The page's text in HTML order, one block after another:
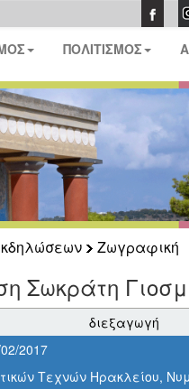
ΠΟΛΙΤΙΣΜΟΣ
Ζωγραφική
Σωκράτη
διεξαγωγή
2017
Τεχνών Ηρακλείου,